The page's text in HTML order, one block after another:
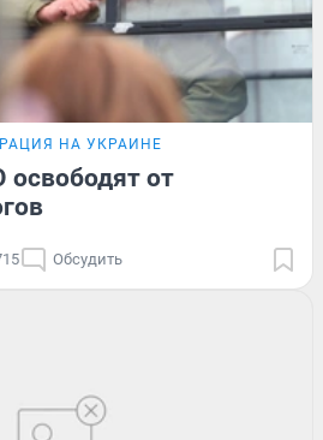
НА УКРАИНЕ
освободят от
Обсудить